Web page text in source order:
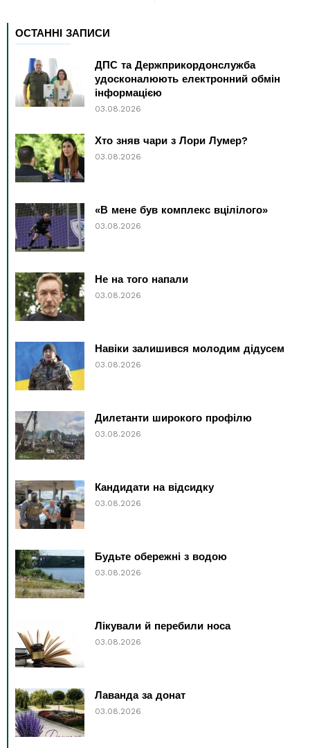
ОСТАННІ ЗАПИСИ
ДПС та Держприкордонслужба
удосконалюють електронний обмін
інформацією
03.08.2026
Хто зняв чари з Лори Лумер?
03.08.2026
«В мене був комплекс вцілілого»
03.08.2026
Не на того напали
03.08.2026
Навіки залишився молодим дідусем
03.08.2026
Дилетанти широкого профілю
03.08.2026
Кандидати на відсидку
03.08.2026
Будьте обережні з водою
03.08.2026
Лікували й перебили носа
03.08.2026
Лаванда за донат
03.08.2026